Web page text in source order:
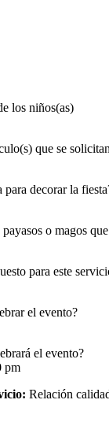
los niños(as)
que se solicitan
para decorar la
o magos
para este
el evento?
el evento?
pm
Relación